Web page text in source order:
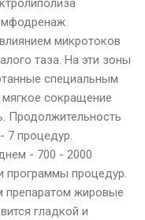
микротоков
таза. На эти зоны
специальным
сокращение
Продолжительность
7 процедур.
- 700 - 2000
программы процедур.
препаратом жировые
гладкой и